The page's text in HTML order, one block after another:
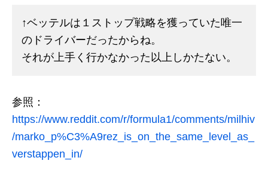
↑ベッテルは１ストップ戦略を獲っていた唯一
のドライバーだったからね。
それが上手く行かなかった以上しかたない。
参照：
https://www.reddit.com/r/formula1/comments/milhiv
/marko_p%C3%A9rez_is_on_the_same_level_as_
verstappen_in/